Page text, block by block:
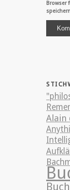
Browser
Alain